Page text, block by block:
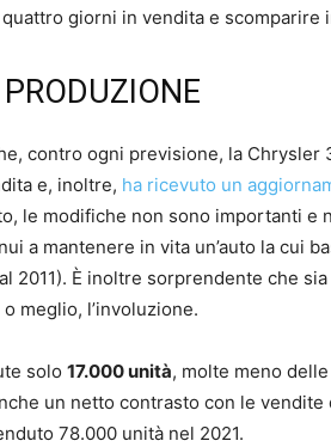
giorni in vendita e scomparire
contro ogni previsione, la Chrysler
e, inoltre, ha ricevuto un
le modifiche non sono importanti e
a mantenere in vita un’auto la cui
2011). È inoltre sorprendente che
meglio, l’involuzione.
solo 17.000 unità, molte meno
un netto contrasto con le
78.000 unità nel 2021.